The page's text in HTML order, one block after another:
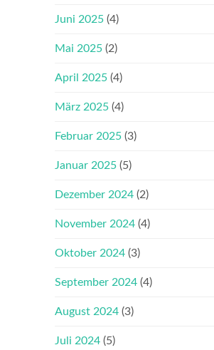
Juni 2025 (4)
Mai 2025 (2)
April 2025 (4)
März 2025 (4)
Februar 2025 (3)
Januar 2025 (5)
Dezember 2024 (2)
November 2024 (4)
Oktober 2024 (3)
September 2024 (4)
August 2024 (3)
Juli 2024 (5)